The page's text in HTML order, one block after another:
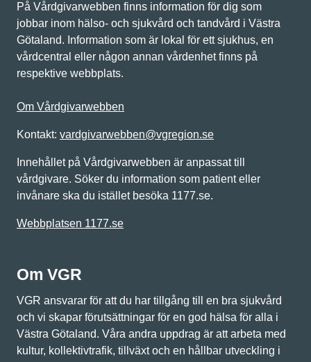
På Vårdgivarwebben finns information för dig som
jobbar inom hälso- och sjukvård och tandvård i Västra
Götaland. Information som är lokal för ett sjukhus, en
vårdcentral eller någon annan vårdenhet finns på
respektive webbplats.
Om Vårdgivarwebben
Kontakt: vardgivarwebben@vgregion.se
Innehållet på Vårdgivarwebben är anpassat till
vårdgivare. Söker du information som patient eller
invånare ska du istället besöka 1177.se.
Webbplatsen 1177.se
Om VGR
VGR ansvarar för att du har tillgång till en bra sjukvård
och vi skapar förutsättningar för en god hälsa för alla i
Västra Götaland. Våra andra uppdrag är att arbeta med
kultur, kollektivtrafik, tillväxt och en hållbar utveckling i